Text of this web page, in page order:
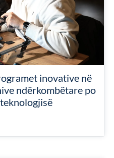
inovative në
ndërkombëtare po